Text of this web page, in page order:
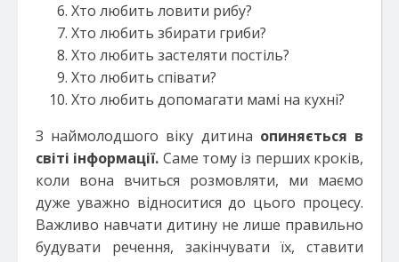
Хто любить ловити рибу?
Хто любить збирати гриби?
Хто любить застеляти постіль?
Хто любить співати?
Хто любить допомагати мамі на кухні?
З наймолодшого віку дитина опиняється в
світі інформації. Саме тому із перших кроків,
коли вона вчиться розмовляти, ми маємо
дуже уважно відноситися до цього процесу.
Важливо навчати дитину не лише правильно
будувати речення, закінчувати їх, ставити